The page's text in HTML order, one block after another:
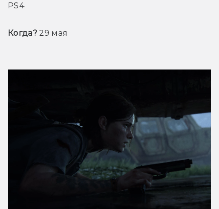
PS4
Когда? 29 мая